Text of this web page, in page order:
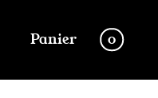
Panier 0